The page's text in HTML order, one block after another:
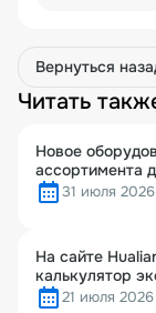
Вернуться
Читать
Новое
ассортимента
31 июля 2026
На сайте
калькулятор
21 июля 2026